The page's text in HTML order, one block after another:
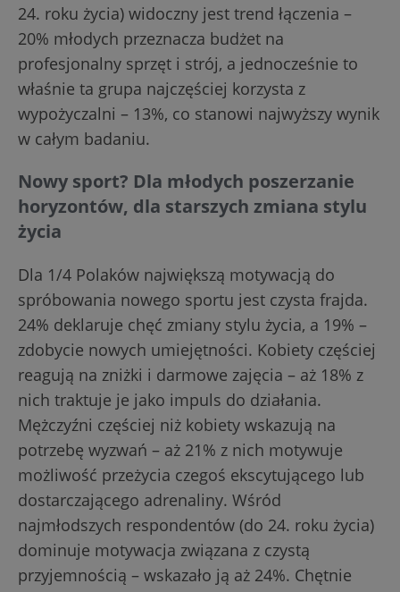
24. roku życia) widoczny jest trend łączenia –
20% młodych przeznacza budżet na
profesjonalny sprzęt i strój, a jednocześnie to
właśnie ta grupa najczęściej korzysta z
wypożyczalni – 13%, co stanowi najwyższy wynik
w całym badaniu.
Nowy sport? Dla młodych poszerzanie
horyzontów, dla starszych zmiana stylu
życia
Dla 1/4 Polaków największą motywacją do
spróbowania nowego sportu jest czysta frajda.
24% deklaruje chęć zmiany stylu życia, a 19% –
zdobycie nowych umiejętności. Kobiety częściej
reagują na zniżki i darmowe zajęcia – aż 18% z
nich traktuje je jako impuls do działania.
Mężczyźni częściej niż kobiety wskazują na
potrzebę wyzwań – aż 21% z nich motywuje
możliwość przeżycia czegoś ekscytującego lub
dostarczającego adrenaliny. Wśród
najmłodszych respondentów (do 24. roku życia)
dominuje motywacja związana z czystą
przyjemnością – wskazało ją aż 24%. Chętnie